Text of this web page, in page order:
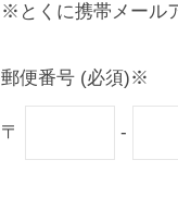
※とくに携帯メール
郵便番号 (必須)※
〒 -